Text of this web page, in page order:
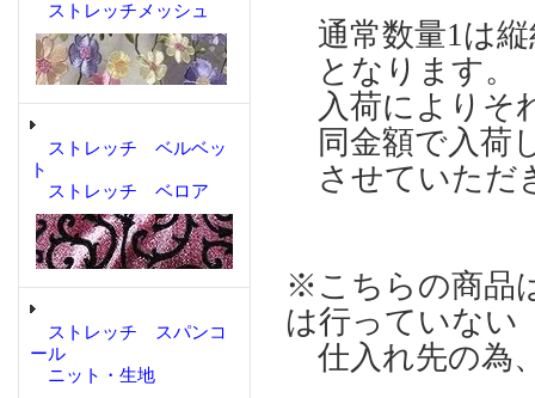
ストレッチメッシュ
ストレッチ ベルベッ
ト
ストレッチ ベロア
ストレッチ スパンコ
ール
ニット・生地
通常数量1は縦
となります。
入荷によりそ
同金額で入荷
させていただ
※こちらの商品
は行っていない
仕入れ先の為